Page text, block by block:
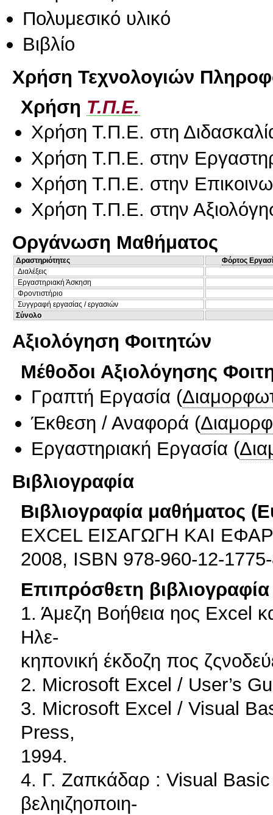
Πολυμεσικό υλικό
Βιβλίο
Χρήση Τεχνολογιών
Χρήση Τ.Π.Ε.
Χρήση Τ.Π.Ε. στη
Χρήση Τ.Π.Ε. στην
Χρήση Τ.Π.Ε. στην
Χρήση Τ.Π.Ε. στην
Οργάνωση Μαθήματος
Δραστηριότητες
Φόρτος
Διαλέξεις
Εργαστηριακή Άσκηση
Φροντιστήριο
Συγγραφή εργασίας / εργασιών
Σύνολο
Αξιολόγηση Φοιτητών
Μέθοδοι Αξιολόγησης
Γραπτή Εργασία (
Έκθεση / Αναφορά (
Εργαστηριακή Εργασία (
Βιβλιογραφία
Βιβλιογραφία μαθήματος
EXCEL ΕΙΣΑΓΩΓΗ ΚΑΙ
2008, ISBN 978-960-12-
Επιπρόσθετη βιβλιογραφία
1. Άμεζη Βοήθεια ηος Excel
Ηλε-
κηπονική έκδοζη πος
2. Microsoft Excel / User’s
3. Microsoft Excel / Visual
Press,
1994.
4. Γ. Ζαπκάδαρ : Visual
βεληιζηοποιη-